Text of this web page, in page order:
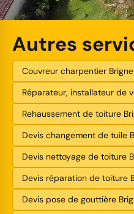
Autres
Couvreur charpentier
Réparateur, installateur de
Rehaussement de toiture
Devis changement de tuile
Devis nettoyage de toiture
Devis réparation de toiture
Devis pose de gouttière